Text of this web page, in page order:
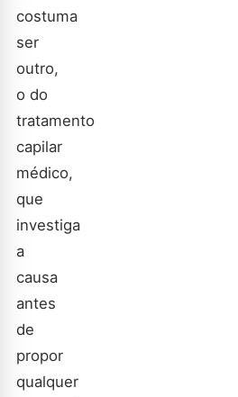
costuma
ser
outro,
o do
tratamento
capilar
médico,
que
investiga
a
causa
antes
de
propor
qualquer